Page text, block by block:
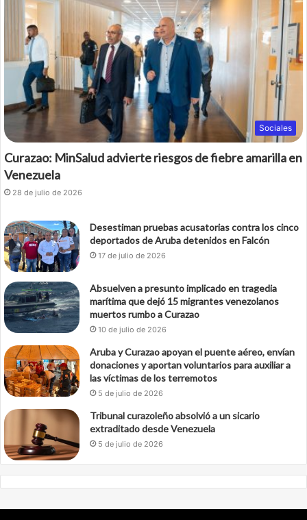
Sociales
Curazao: MinSalud advierte riesgos de fiebre amarilla en
Venezuela
28 de julio de 2026
Desestiman pruebas acusatorias contra los cinco
deportados de Aruba detenidos en Falcón
17 de julio de 2026
Absuelven a presunto implicado en tragedia
marítima que dejó 15 migrantes venezolanos
muertos rumbo a Curazao
10 de julio de 2026
Aruba y Curazao apoyan el puente aéreo, envían
donaciones y aportan voluntarios para auxiliar a
las víctimas de los terremotos
5 de julio de 2026
Tribunal curazoleño absolvió a un sicario
extraditado desde Venezuela
5 de julio de 2026